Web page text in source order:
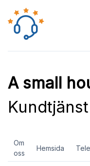
A small
Kundtjänst
Om
oss
Hemsida